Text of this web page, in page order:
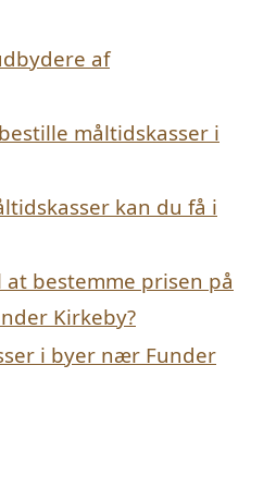
af
måltidskasser i
kan du få i
bestemme prisen på
Kirkeby?
i byer nær Funder